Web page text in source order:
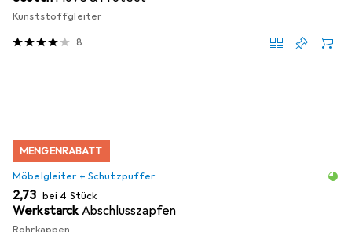
Kunststoffgleiter
8
MENGENRABATT
Möbelgleiter + Schutzpuffer
EUR
2,73 bei 4 Stück
WerkstarckAbschlusszapfen